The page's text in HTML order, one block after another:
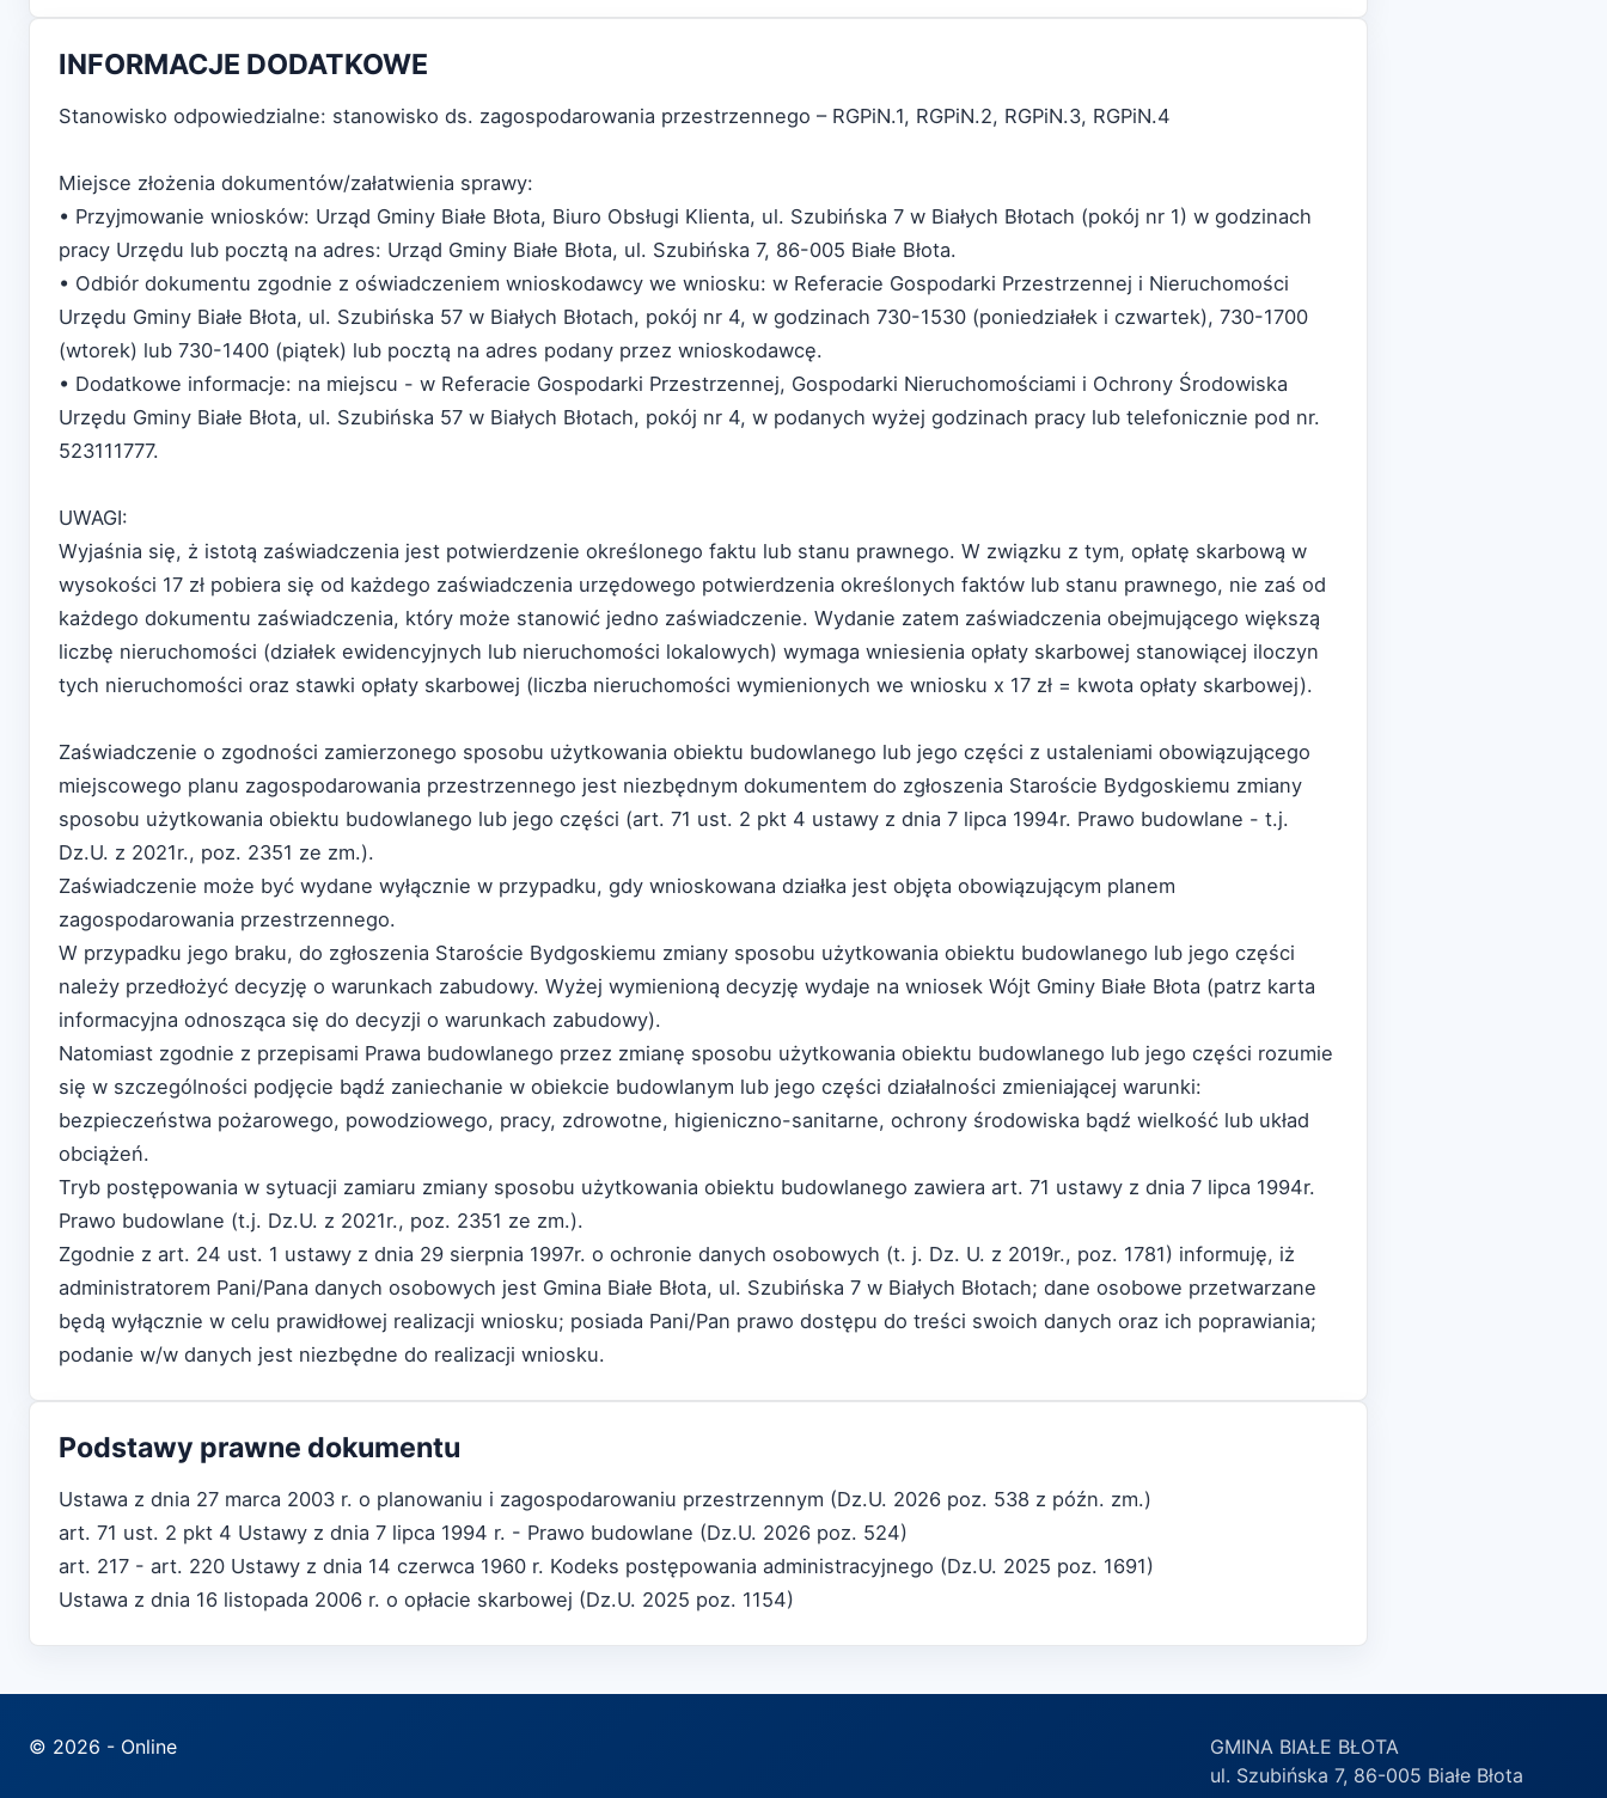
INFORMACJE DODATKOWE
Stanowisko odpowiedzialne: stanowisko ds. zagospodarowania przestrzennego – RGPiN.1, RGPiN.2, RGPiN.3, RGPiN.4
Miejsce złożenia dokumentów/załatwienia sprawy:
• Przyjmowanie wniosków: Urząd Gminy Białe Błota, Biuro Obsługi Klienta, ul. Szubińska 7 w Białych Błotach (pokój nr 1) w godzinach
pracy Urzędu lub pocztą na adres: Urząd Gminy Białe Błota, ul. Szubińska 7, 86-005 Białe Błota.
• Odbiór dokumentu zgodnie z oświadczeniem wnioskodawcy we wniosku: w Referacie Gospodarki Przestrzennej i Nieruchomości
Urzędu Gminy Białe Błota, ul. Szubińska 57 w Białych Błotach, pokój nr 4, w godzinach 730-1530 (poniedziałek i czwartek), 730-1700
(wtorek) lub 730-1400 (piątek) lub pocztą na adres podany przez wnioskodawcę.
• Dodatkowe informacje: na miejscu - w Referacie Gospodarki Przestrzennej, Gospodarki Nieruchomościami i Ochrony Środowiska
Urzędu Gminy Białe Błota, ul. Szubińska 57 w Białych Błotach, pokój nr 4, w podanych wyżej godzinach pracy lub telefonicznie pod nr.
523111777.
UWAGI:
Wyjaśnia się, ż istotą zaświadczenia jest potwierdzenie określonego faktu lub stanu prawnego. W związku z tym, opłatę skarbową w
wysokości 17 zł pobiera się od każdego zaświadczenia urzędowego potwierdzenia określonych faktów lub stanu prawnego, nie zaś od
każdego dokumentu zaświadczenia, który może stanowić jedno zaświadczenie. Wydanie zatem zaświadczenia obejmującego większą
liczbę nieruchomości (działek ewidencyjnych lub nieruchomości lokalowych) wymaga wniesienia opłaty skarbowej stanowiącej iloczyn
tych nieruchomości oraz stawki opłaty skarbowej (liczba nieruchomości wymienionych we wniosku x 17 zł = kwota opłaty skarbowej).
Zaświadczenie o zgodności zamierzonego sposobu użytkowania obiektu budowlanego lub jego części z ustaleniami obowiązującego
miejscowego planu zagospodarowania przestrzennego jest niezbędnym dokumentem do zgłoszenia Staroście Bydgoskiemu zmiany
sposobu użytkowania obiektu budowlanego lub jego części (art. 71 ust. 2 pkt 4 ustawy z dnia 7 lipca 1994r. Prawo budowlane - t.j.
Dz.U. z 2021r., poz. 2351 ze zm.).
Zaświadczenie może być wydane wyłącznie w przypadku, gdy wnioskowana działka jest objęta obowiązującym planem
zagospodarowania przestrzennego.
W przypadku jego braku, do zgłoszenia Staroście Bydgoskiemu zmiany sposobu użytkowania obiektu budowlanego lub jego części
należy przedłożyć decyzję o warunkach zabudowy. Wyżej wymienioną decyzję wydaje na wniosek Wójt Gminy Białe Błota (patrz karta
informacyjna odnosząca się do decyzji o warunkach zabudowy).
Natomiast zgodnie z przepisami Prawa budowlanego przez zmianę sposobu użytkowania obiektu budowlanego lub jego części rozumie
się w szczególności podjęcie bądź zaniechanie w obiekcie budowlanym lub jego części działalności zmieniającej warunki:
bezpieczeństwa pożarowego, powodziowego, pracy, zdrowotne, higieniczno-sanitarne, ochrony środowiska bądź wielkość lub układ
obciążeń.
Tryb postępowania w sytuacji zamiaru zmiany sposobu użytkowania obiektu budowlanego zawiera art. 71 ustawy z dnia 7 lipca 1994r.
Prawo budowlane (t.j. Dz.U. z 2021r., poz. 2351 ze zm.).
Zgodnie z art. 24 ust. 1 ustawy z dnia 29 sierpnia 1997r. o ochronie danych osobowych (t. j. Dz. U. z 2019r., poz. 1781) informuję, iż
administratorem Pani/Pana danych osobowych jest Gmina Białe Błota, ul. Szubińska 7 w Białych Błotach; dane osobowe przetwarzane
będą wyłącznie w celu prawidłowej realizacji wniosku; posiada Pani/Pan prawo dostępu do treści swoich danych oraz ich poprawiania;
podanie w/w danych jest niezbędne do realizacji wniosku.
Podstawy prawne dokumentu
Ustawa z dnia 27 marca 2003 r. o planowaniu i zagospodarowaniu przestrzennym (Dz.U. 2026 poz. 538 z późn. zm.)
art. 71 ust. 2 pkt 4 Ustawy z dnia 7 lipca 1994 r. - Prawo budowlane (Dz.U. 2026 poz. 524)
art. 217 - art. 220 Ustawy z dnia 14 czerwca 1960 r. Kodeks postępowania administracyjnego (Dz.U. 2025 poz. 1691)
Ustawa z dnia 16 listopada 2006 r. o opłacie skarbowej (Dz.U. 2025 poz. 1154)
© 2026 - Online
GMINA BIAŁE BŁOTA
ul. Szubińska 7, 86-005 Białe Błota